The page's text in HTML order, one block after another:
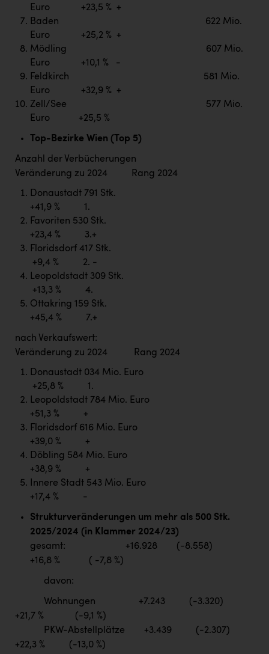
Euro +23,5 % +
Baden 622 Mio.
Euro +25,2 % +
Mödling 607 Mio.
Euro +10,1 % -
Feldkirch 581 Mio.
Euro +32,9 % +
Zell/See 577 Mio.
Euro +25,5 %
Top-Bezirke Wien (Top 5)
Anzahl der Verbücherungen
Veränderung zu 2024 Rang 2024
Donaustadt 791 Stk.
+41,9 % 1.
Favoriten 530 Stk.
+23,4 % 3.+
Floridsdorf 417 Stk.
+9,4 % 2. -
Leopoldstadt 309 Stk.
+13,3 % 4.
Ottakring 159 Stk.
+45,4 % 7.+
nach Verkaufswert:
Veränderung zu 2024 Rang 2024
Donaustadt 034 Mio. Euro
+25,8 % 1.
Leopoldstadt 784 Mio. Euro
+51,3 % +
Floridsdorf 616 Mio. Euro
+39,0 % +
Döbling 584 Mio. Euro
+38,9 % +
Innere Stadt 543 Mio. Euro
+17,4 % -
Strukturveränderungen um mehr als 500 Stk.
2025/2024 (in Klammer 2024/23)
gesamt: +16.928 (-8.558)
+16,8 % ( -7,8 %)
davon:
Wohnungen +7.243 (-3.320)
+21,7 % (-9,1 %)
PKW-Abstellplätze +3.439 (-2.307)
+22,3 % (-13,0 %)